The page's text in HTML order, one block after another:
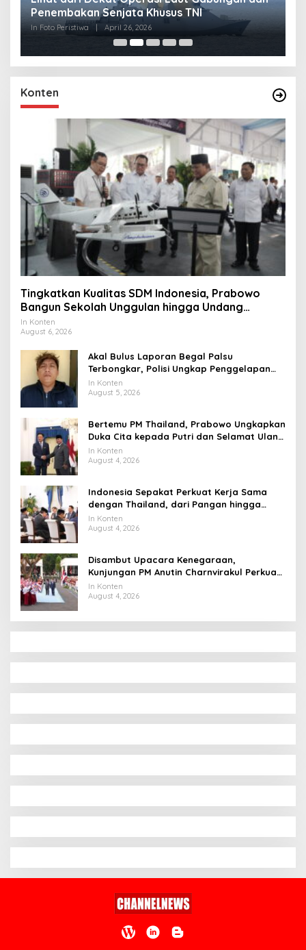
Penembakan Senjata Khusus TNI
In Foto Peristiwa April 26, 2026
Konten
Tingkatkan Kualitas SDM Indonesia, Prabowo
Bangun Sekolah Unggulan hingga Undang
Universitas Terbaik Dunia
In Konten
August 6, 2026
Akal Bulus Laporan Begal Palsu
Terbongkar, Polisi Ungkap Penggelapan
Uang Perusahaan untuk Crypto
In Konten
August 5, 2026
Bertemu PM Thailand, Prabowo Ungkapkan
Duka Cita kepada Putri dan Selamat Ulang
Tahun ke Raja Thailand
In Konten
August 4, 2026
Indonesia Sepakat Perkuat Kerja Sama
dengan Thailand, dari Pangan hingga
Ekonomi Digital
In Konten
August 4, 2026
Disambut Upacara Kenegaraan,
Kunjungan PM Anutin Charnvirakul Perkuat
Hubungan Indonesia-Thailand
In Konten
August 4, 2026